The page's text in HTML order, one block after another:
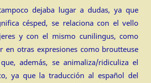
dejaba lugar a dudas, ya que
césped, se relaciona con el vello
y con el mismo cunilingus, como
en otras expresiones como broutteuse
además, se animaliza/ridiculiza el
ya que la traducción al español del